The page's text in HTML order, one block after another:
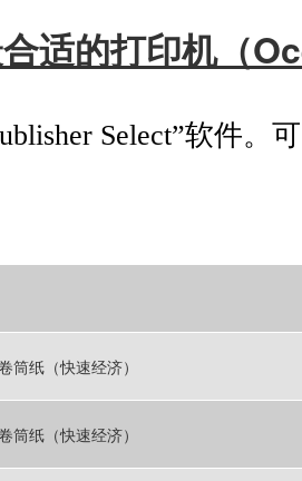
适的打印机（
Select”软件。
筒纸（快速经济）
筒纸（快速经济）